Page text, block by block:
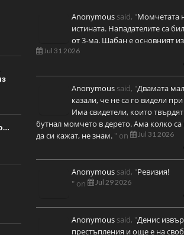
Anonymous said, "Момчетата
истината. Нападателите са
от 3-ма. Шабан е основният
Jul 31 2026
Anonymous said, "Двамата
казали, че не са го видели
Има свидетели, които
бутнал момчето в дерето. Ама колко
да си кажат, не знам. " on Jul 31 2026
Anonymous said, "Ревизия!
" on
Jul 29 2026
Anonymous said, "Денис
престъпления и още е на